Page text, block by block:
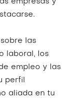
empresas y
las
laboral, los
empleo y las
perfil
aliada en tu